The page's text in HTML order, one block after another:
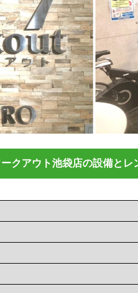
クアウト池袋店の設備とレ